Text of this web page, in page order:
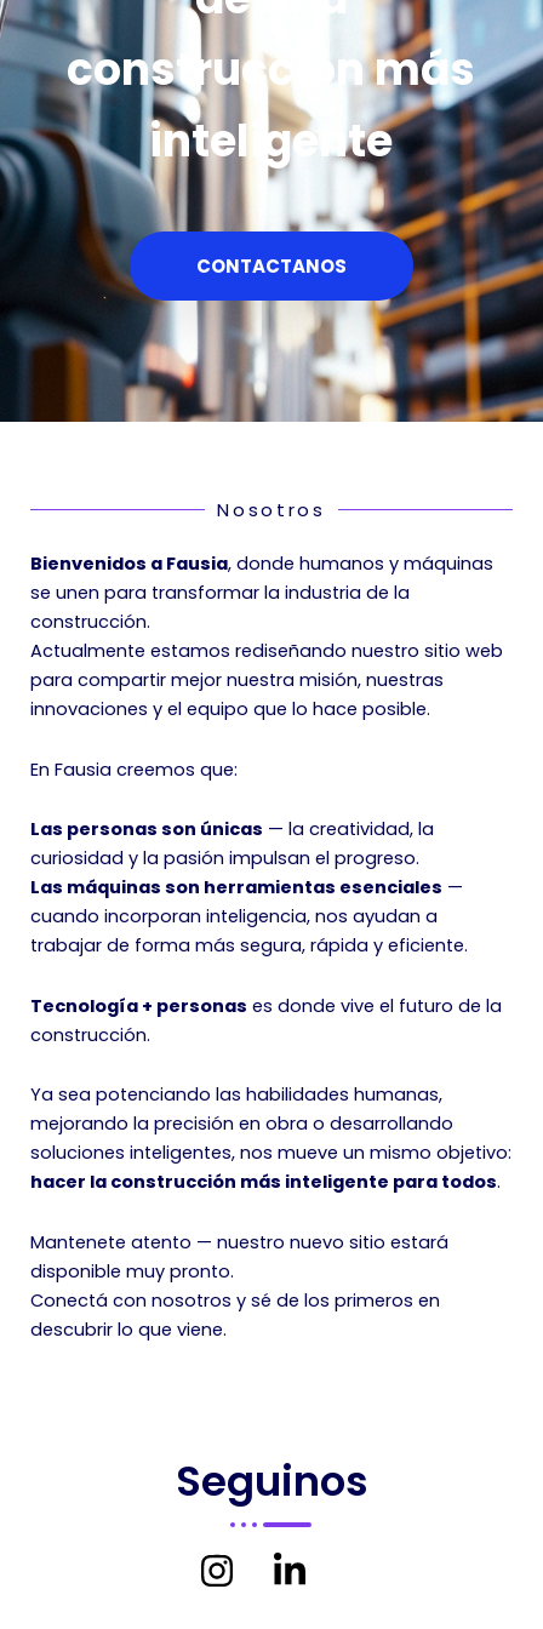
construcción más
inteligente
CONTACTANOS
Nosotros
Bienvenidos a Fausia, donde humanos y máquinas
se unen para transformar la industria de la
construcción.
Actualmente estamos rediseñando nuestro sitio web
para compartir mejor nuestra misión, nuestras
innovaciones y el equipo que lo hace posible.
En Fausia creemos que:
Las personas son únicas — la creatividad, la
curiosidad y la pasión impulsan el progreso.
Las máquinas son herramientas esenciales —
cuando incorporan inteligencia, nos ayudan a
trabajar de forma más segura, rápida y eficiente.
Tecnología + personas es donde vive el futuro de la
construcción.
Ya sea potenciando las habilidades humanas,
mejorando la precisión en obra o desarrollando
soluciones inteligentes, nos mueve un mismo objetivo:
hacer la construcción más inteligente para todos.
Mantenete atento — nuestro nuevo sitio estará
disponible muy pronto.
Conectá con nosotros y sé de los primeros en
descubrir lo que viene.
Seguinos